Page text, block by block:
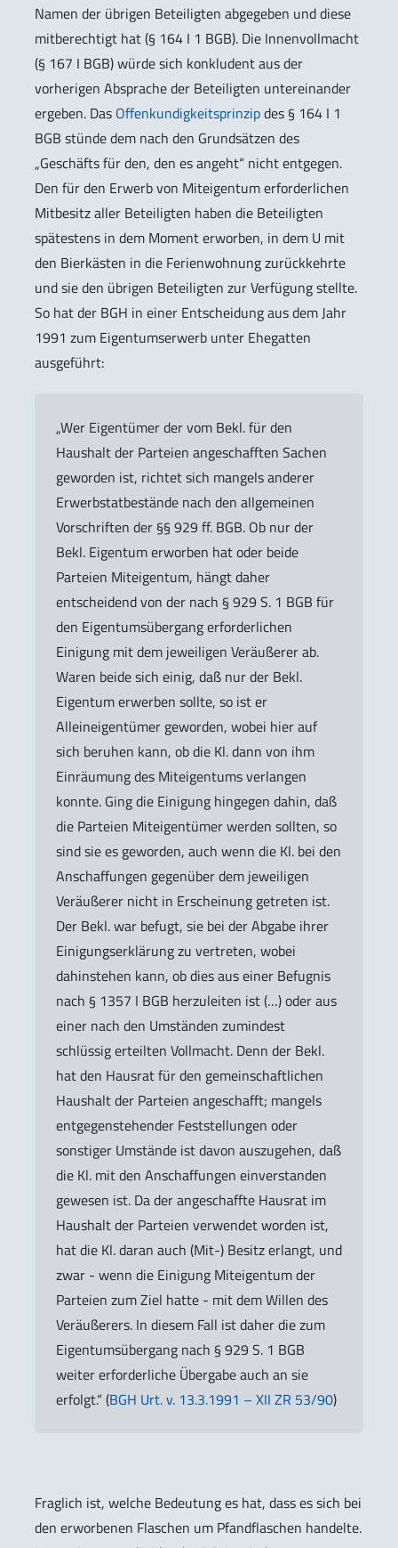
Namen der übrigen Beteiligten abgegeben und diese
mitberechtigt hat (§ 164 I 1 BGB). Die Innenvollmacht
(§ 167 I BGB) würde sich konkludent aus der
vorherigen Absprache der Beteiligten untereinander
ergeben. Das Offenkundigkeitsprinzipdes § 164 I 1
BGB stünde dem nach den Grundsätzen des
„Geschäfts für den, den es angeht“ nicht entgegen.
Den für den Erwerb von Miteigentum erforderlichen
Mitbesitz aller Beteiligten haben die Beteiligten
spätestens in dem Moment erworben, in dem U mit
den Bierkästen in die Ferienwohnung zurückkehrte
und sie den übrigen Beteiligten zur Verfügung stellte.
So hat der BGH in einer Entscheidung aus dem Jahr
1991 zum Eigentumserwerb unter Ehegatten
ausgeführt:
„Wer Eigentümer der vom Bekl. für den
Haushalt der Parteien angeschafften Sachen
geworden ist, richtet sich mangels anderer
Erwerbstatbestände nach den allgemeinen
Vorschriften der §§ 929 ff. BGB. Ob nur der
Bekl. Eigentum erworben hat oder beide
Parteien Miteigentum, hängt daher
entscheidend von der nach § 929 S. 1 BGB für
den Eigentumsübergang erforderlichen
Einigung mit dem jeweiligen Veräußerer ab.
Waren beide sich einig, daß nur der Bekl.
Eigentum erwerben sollte, so ist er
Alleineigentümer geworden, wobei hier auf
sich beruhen kann, ob die Kl. dann von ihm
Einräumung des Miteigentums verlangen
konnte. Ging die Einigung hingegen dahin, daß
die Parteien Miteigentümer werden sollten, so
sind sie es geworden, auch wenn die Kl. bei den
Anschaffungen gegenüber dem jeweiligen
Veräußerer nicht in Erscheinung getreten ist.
Der Bekl. war befugt, sie bei der Abgabe ihrer
Einigungserklärung zu vertreten, wobei
dahinstehen kann, ob dies aus einer Befugnis
nach § 1357 I BGB herzuleiten ist (…) oder aus
einer nach den Umständen zumindest
schlüssig erteilten Vollmacht. Denn der Bekl.
hat den Hausrat für den gemeinschaftlichen
Haushalt der Parteien angeschafft; mangels
entgegenstehender Feststellungen oder
sonstiger Umstände ist davon auszugehen, daß
die Kl. mit den Anschaffungen einverstanden
gewesen ist. Da der angeschaffte Hausrat im
Haushalt der Parteien verwendet worden ist,
hat die Kl. daran auch (Mit-) Besitz erlangt, und
zwar - wenn die Einigung Miteigentum der
Parteien zum Ziel hatte - mit dem Willen des
Veräußerers. In diesem Fall ist daher die zum
Eigentumsübergang nach § 929 S. 1 BGB
weiter erforderliche Übergabe auch an sie
erfolgt.“ (BGH Urt. v. 13.3.1991 – XII ZR 53/90)
Fraglich ist, welche Bedeutung es hat, dass es sich bei
den erworbenen Flaschen um Pfandflaschen handelte.